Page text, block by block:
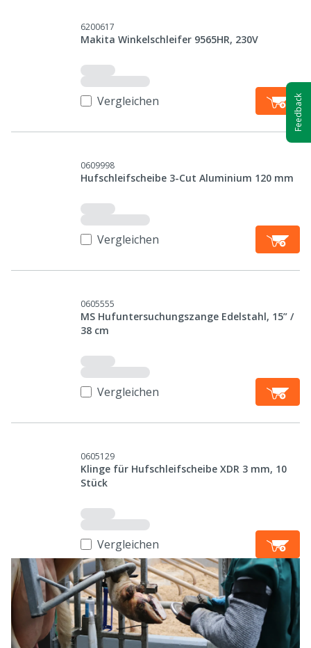
6200617
Makita Winkelschleifer 9565HR, 230V
Vergleichen
0609998
Hufschleifscheibe 3-Cut Aluminium 120 mm
Vergleichen
0605555
MS Hufuntersuchungszange Edelstahl, 15” /
38 cm
Vergleichen
0605129
Klinge für Hufschleifscheibe XDR 3 mm, 10
Stück
Vergleichen
Feedback